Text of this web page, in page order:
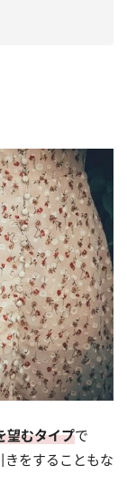
望むタイプで
きをすることもな